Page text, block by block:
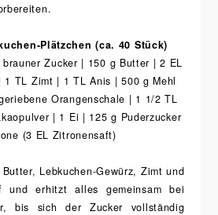
Plätzchen (ca. 40 Stück)
Zucker | 150 g Butter | 2 EL
1 TL Zimt | 1 TL Anis | 500 g Mehl
Orangenschale | 1 1/2 TL
| 1 Ei | 125 g Puderzucker
(3 EL Zitronensaft)
Lebkuchen-Gewürz, Zimt und
erhitzt alles gemeinsam bei
bis sich der Zucker vollständig